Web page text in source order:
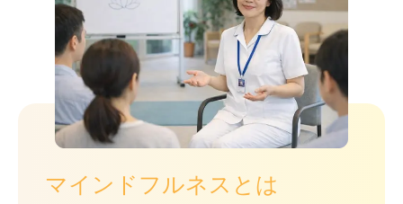
マインドフルネスとは